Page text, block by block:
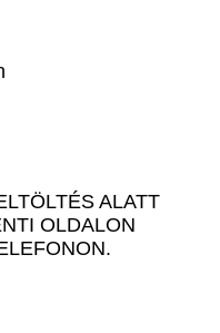
ALATT
OLDALON